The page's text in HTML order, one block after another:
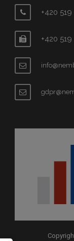
+420 519
+420 519